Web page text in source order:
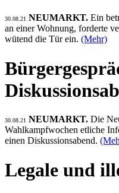
30.08.21 NEUMARKT. Ein
an einer Wohnung, forderte
wütend die Tür ein. (Mehr)
30.08.21 NEUMARKT. Die
Wahlkampfwochen etliche
einen Diskussionsabend.
Legale und